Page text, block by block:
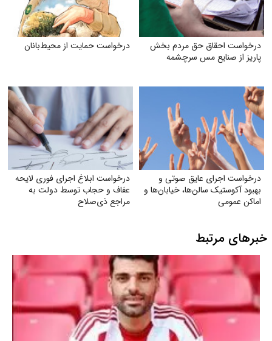
درخواست احقاق حق مردم بخش
پاریز از صنایع مس سرچشمه
درخواست حمایت از محیط‌بانان
درخواست اجرای عایق صوتی و
بهبود آکوستیک سالن‌ها، خیابان‌ها و
اماکن عمومی
درخواست ابلاغ اجرای فوری لایحه
عفاف و حجاب توسط دولت به
مراجع ذی‌صلاح
خبرهای مرتبط